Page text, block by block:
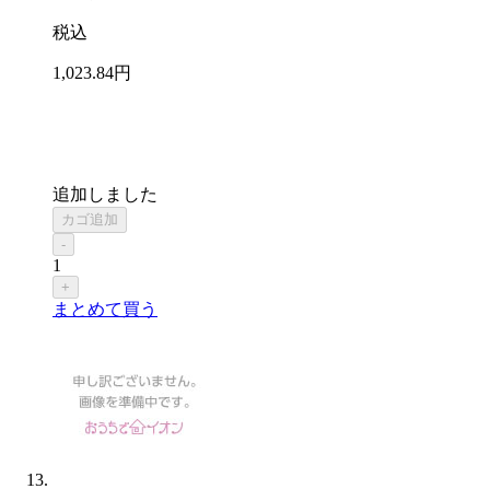
税込
1,023.84円
追加しました
カゴ追加
-
1
+
まとめて買う